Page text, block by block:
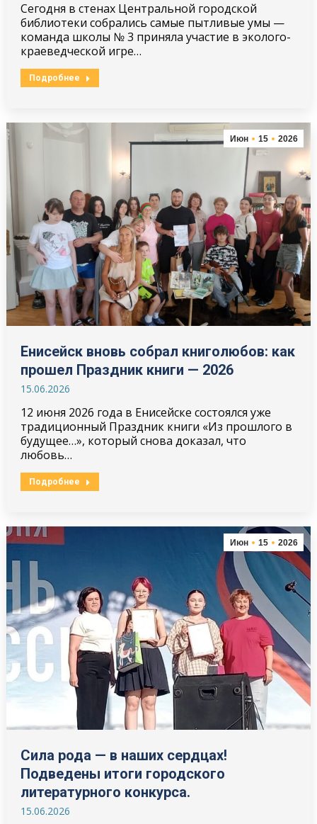
Сегодня в стенах Центральной городской
библиотеки собрались самые пытливые умы —
команда школы № 3 приняла участие в эколого-
краеведческой игре…
Подробнее
Июн 15 2026
Енисейск вновь собрал книголюбов: как
прошел Праздник книги — 2026
15.06.2026
12 июня 2026 года в Енисейске состоялся уже
традиционный Праздник книги «Из прошлого в
будущее…», который снова доказал, что
любовь…
Подробнее
Июн 15 2026
Сила рода — в наших сердцах!
Подведены итоги городского
литературного конкурса.
15.06.2026